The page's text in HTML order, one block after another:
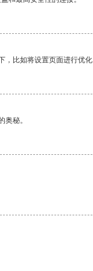
，比如将设置页面进行优
奥秘。